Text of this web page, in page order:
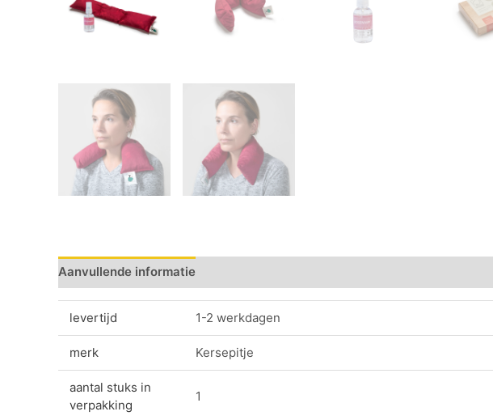
Aanvullende informatie
levertijd 1-2 werkdagen
merk Kersepitje
aantal stuks in
verpakking
1